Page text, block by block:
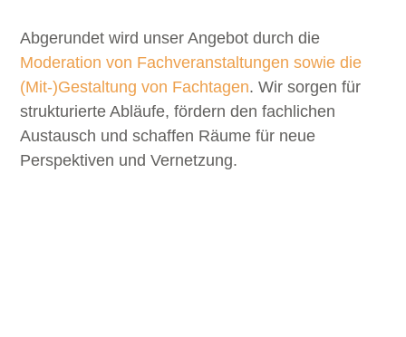
Abgerundet wird unser Angebot durch die
Moderation von Fachveranstaltungen sowie die
(Mit-)Gestaltung von Fachtagen. Wir sorgen für
strukturierte Abläufe, fördern den fachlichen
Austausch und schaffen Räume für neue
Perspektiven und Vernetzung.